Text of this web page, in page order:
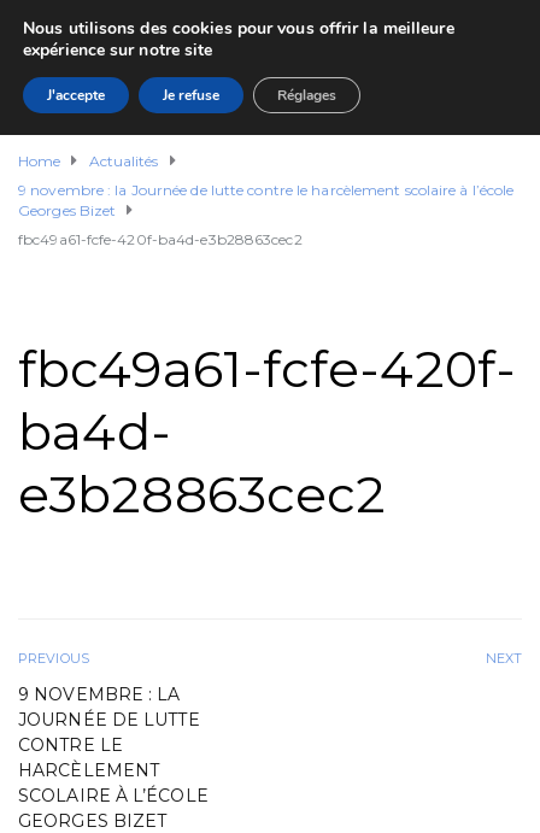
Home
Actualités
9 novembre : la Journée de lutte contre le harcèlement scolaire à l’école
Georges Bizet
fbc49a61-fcfe-420f-ba4d-e3b28863cec2
fbc49a61-fcfe-420f-
ba4d-
e3b28863cec2
PREVIOUS
9 NOVEMBRE : LA
JOURNÉE DE LUTTE
CONTRE LE
HARCÈLEMENT
SCOLAIRE À L’ÉCOLE
GEORGES BIZET
NEXT
Nous utilisons des cookies pour vous offrir la meilleure
expérience sur notre site
J'accepte Je refuse Réglages